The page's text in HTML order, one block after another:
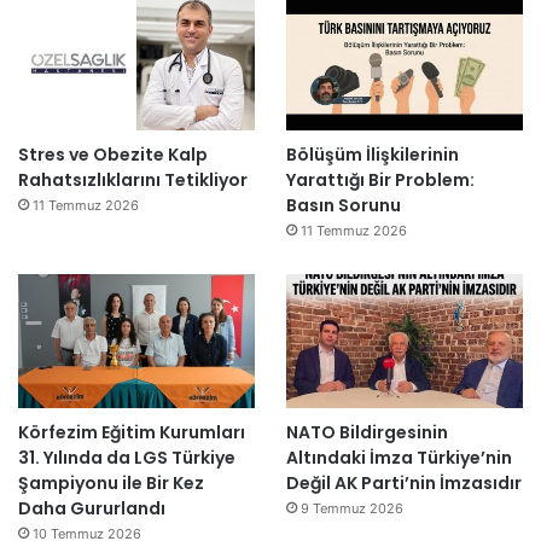
Stres ve Obezite Kalp
Rahatsızlıklarını Tetikliyor
11 Temmuz 2026
Bölüşüm İlişkilerinin
Yarattığı Bir Problem:
Basın Sorunu
11 Temmuz 2026
Körfezim Eğitim Kurumları
31. Yılında da LGS Türkiye
Şampiyonu ile Bir Kez
Daha Gururlandı
10 Temmuz 2026
NATO Bildirgesinin
Altındaki İmza Türkiye’nin
Değil AK Parti’nin İmzasıdır
9 Temmuz 2026